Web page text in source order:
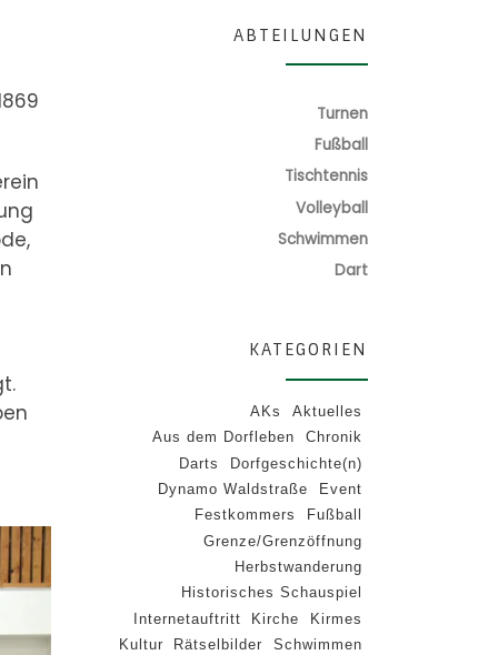
ABTEILUNGEN
Turnen
Fußball
Tischtennis
Volleyball
Schwimmen
Dart
KATEGORIEN
AKs
Aktuelles
Aus dem Dorfleben
Chronik
Darts
Dorfgeschichte(n)
Dynamo Waldstraße
Event
Festkommers
Fußball
Grenze/Grenzöffnung
Herbstwanderung
Historisches Schauspiel
Internetauftritt
Kirche
Kirmes
Kultur
Rätselbilder
Schwimmen